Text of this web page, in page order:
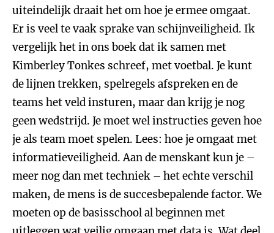
uiteindelijk draait het om hoe je ermee omgaat.
Er is veel te vaak sprake van schijnveiligheid. Ik
vergelijk het in ons boek dat ik samen met
Kimberley Tonkes schreef, met voetbal. Je kunt
de lijnen trekken, spelregels afspreken en de
teams het veld insturen, maar dan krijg je nog
geen wedstrijd. Je moet wel instructies geven hoe
je als team moet spelen. Lees: hoe je omgaat met
informatieveiligheid. Aan de menskant kun je –
meer nog dan met techniek – het echte verschil
maken, de mens is de succesbepalende factor. We
moeten op de basisschool al beginnen met